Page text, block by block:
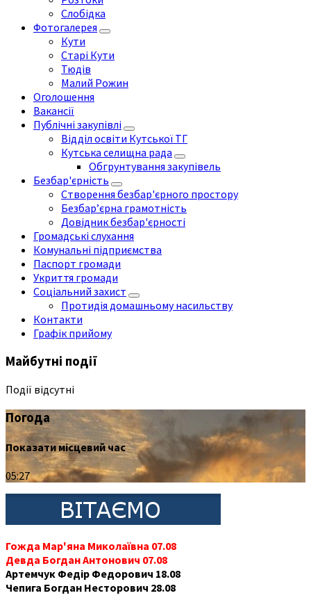
Слобідка
Фотогалерея
Кути
Старі Кути
Тюдів
Малий Рожин
Оголошення
Вакансії
Публічні закупівлі
Відділ освіти Кутської ТГ
Кутська селищна рада
Обгрунтування закупівель
Безбар'єрність
Створення безбар'єрного простору
Безбар’єрна грамотність
Довідник безбар'єрності
Громадські слухання
Комунальні підприємства
Паспорт громади
Укриття громади
Соціальний захист
Протидія домашньому насильству
Контакти
Графік прийому
Майбутні події
Події відсутні
Погода
Показати місцевий час
05:27
Гожда Мар'яна Миколаївна 07.08
Девда Богдан Антонович 07.08
Артемчук Федір Федорович 18.08
Чепига Богдан Несторович 28.08